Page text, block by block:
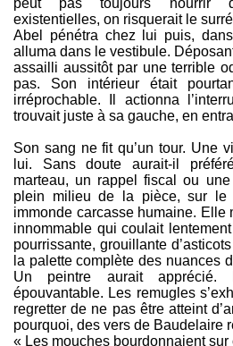
peut pas toujours nourrir
existentielles, on risquerait le
Abel pénétra chez lui puis,
alluma dans le vestibule.
assailli aussitôt par une terrible
pas. Son intérieur était
irréprochable. Il actionna
trouvait juste à sa gauche, en
Son sang ne fit qu’un tour. Une
lui. Sans doute aurait-il
marteau, un rappel fiscal ou
plein milieu de la pièce, sur le
immonde carcasse humaine. Elle
innommable qui coulait
pourrissante, grouillante
la palette complète des nuances
Un peintre aurait apprécié.
épouvantable. Les remugles
regretter de ne pas être atteint
pourquoi, des vers de Baudelaire
« Les mouches bourdonnaient sur